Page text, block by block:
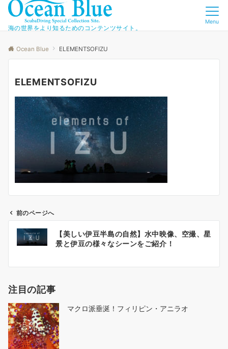
海の世界をより知るためのコンテンツサイト。
Menu
Ocean Blue ELEMENTSOFIZU
ELEMENTSOFIZU
ビ
ー
シ
ョ
ン
前のページへ
【美しい伊豆半島の自然】水中映像、空撮、星
景と伊豆の様々なシーンをご紹介！
注目の記事
マクロ派垂涎！フィリピン・アニラオ